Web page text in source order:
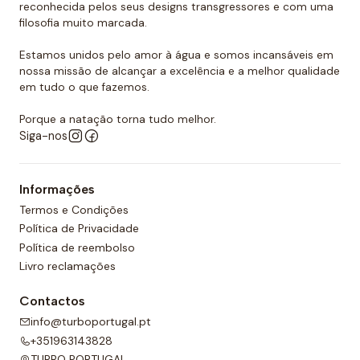
que podemos dizer que as toucas de polo aquático
Turbo são as mais resistentes do mercado.
Quer comprar um touca de polo
aquático?
Você já encontrou a loja onde pode comprar todos
os equipamentos necessários para o polo aquático,
todo de alta qualidade e garante as melhores
condições para a prática de qualquer desporto
aquático. Temos também uma grande variedade de
designs, cores e, claro, tamanhos. Confira nossa ampla
encontrará o que precisa entre a nossa gama de
produtos.
reconhecida pelos seus designs transgressores e com uma
filosofia muito marcada.
Estamos unidos pelo amor à água e somos incansáveis em
nossa missão de alcançar a excelência e a melhor qualidade
em tudo o que fazemos.
Porque a natação torna tudo melhor.
Siga-nos
Informações
Termos e Condições
Política de Privacidade
Política de reembolso
Livro reclamações
Contactos
info@turboportugal.pt
+351963143828